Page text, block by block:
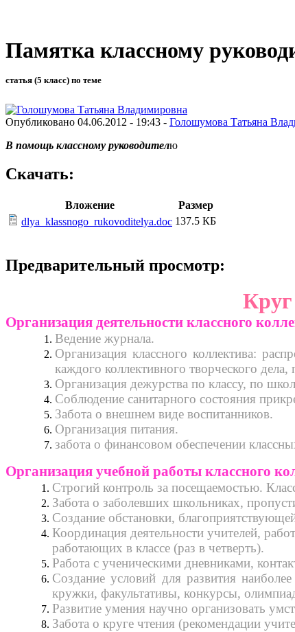
Памятка классному
статья (5 класс) по теме
Опубликовано 04.06.2012 - 19:43 - Голошумова Татьяна
В помощь классному руководителю
Скачать:
Вложение
Размер
dlya_klassnogo_rukovoditelya.doc 137.5 КБ
Предварительный просмотр:
Круг
Организация деятельности классного
Ведение журнала.
Организация классного коллектива:
каждого коллективного творческого
Организация дежурства по классу, по
Соблюдение санитарного состояния
Забота о внешнем виде воспитанников.
Организация питания.
забота о финансовом обеспечении
Организация учебной работы классного
Строгий контроль за посещаемостью.
Забота о заболевших школьниках,
Создание обстановки,
Координация деятельности учителей,
работающих в классе (раз в четверть).
Работа с ученическими дневниками,
Создание условий для развития
кружки, факультативы, конкурсы,
Развитие умения научно организовать
Забота о круге чтения (рекомендации